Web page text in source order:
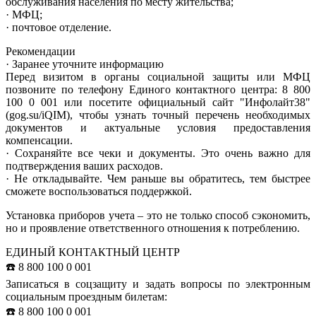
· МФЦ;
· почтовое отделение.
Рекомендации
· Заранее уточните информацию
Перед визитом в органы социальной защиты или МФЦ
позвоните по телефону Единого контактного центра: 8 800
100 0 001 или посетите официальный сайт "Инфолайт38"
(gog.su/iQIM), чтобы узнать точный перечень необходимых
документов и актуальные условия предоставления
компенсации.
· Сохраняйте все чеки и документы. Это очень важно для
подтверждения ваших расходов.
· Не откладывайте. Чем раньше вы обратитесь, тем быстрее
сможете воспользоваться поддержкой.
Установка приборов учета – это не только способ сэкономить,
но и проявление ответственного отношения к потреблению.
ЕДИНЫЙ КОНТАКТНЫЙ ЦЕНТР
☎️ 8 800 100 0 001
Записаться в соцзащиту и задать вопросы по электронным
социальным проездным билетам:
☎️ 8 800 100 0 001